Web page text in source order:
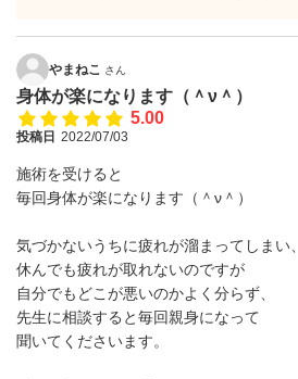
やまねこ さん
身体が楽になります（＾ν＾）
5.00
投稿日 2022/07/03
施術を受けると
毎回身体が楽になります（＾ν＾）
気づかないうちに疲れが溜まってしまい、
休んでも疲れが取れないのですが
自分でもどこが悪いのかよく分らず、
先生に相談すると毎回親身になって
聞いてくださいます。